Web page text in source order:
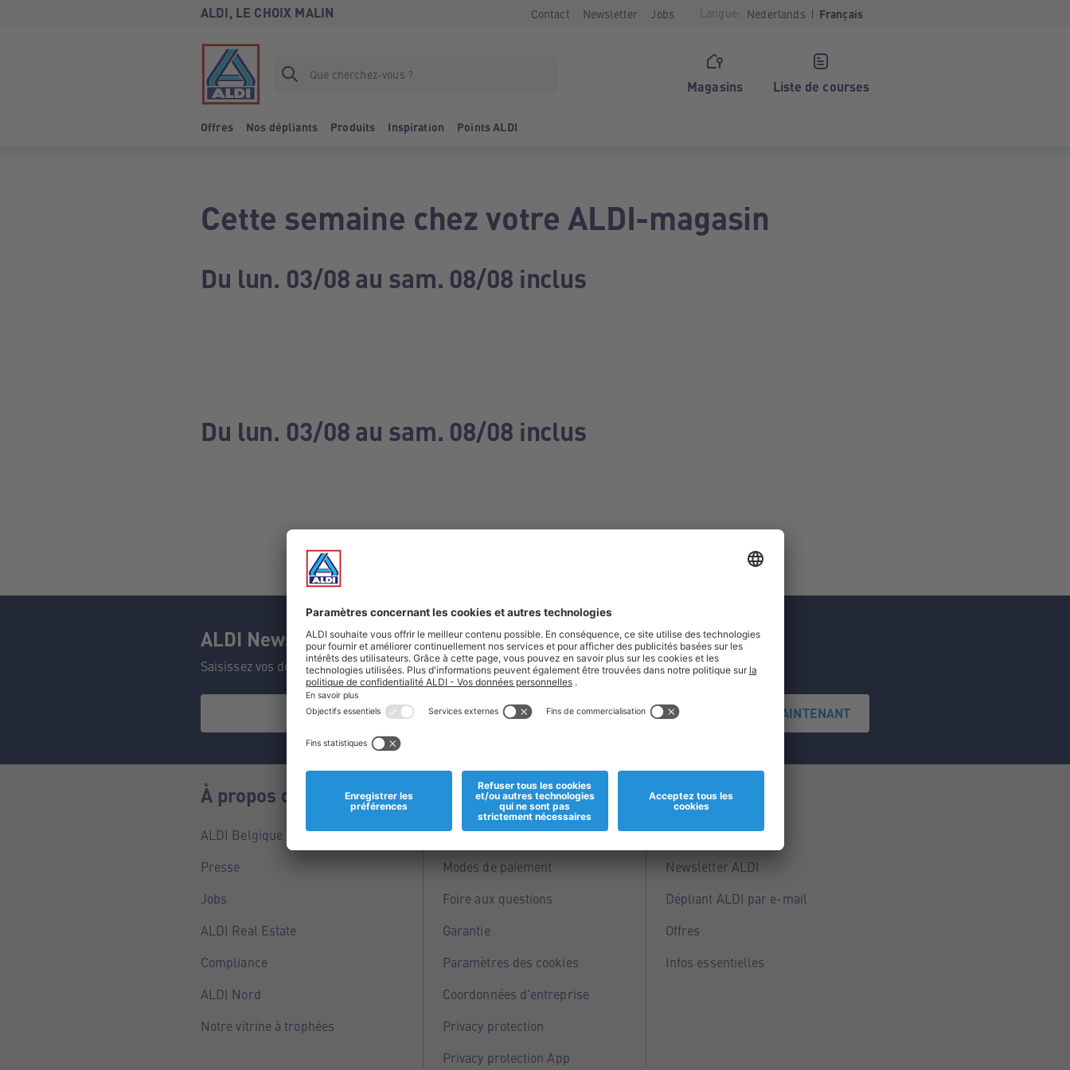
ALDI, LE CHOIX MALIN Contact Newsletter Jobs Langue: Nederlands Français
Magasins Liste de courses
Offres Nos dépliants Produits Inspiration Points ALDI
Cette semaine chez votre ALDI-magasin
Du lun. 03/08 au sam. 08/08 inclus
Du lun. 03/08 au sam. 08/08 inclus
ALDI Newsletter
Saisissez vos données et ne manquez aucune de nos offres.
S'INSCRIRE MAINTENANT
À propos de nous
ALDI Belgique
Presse
Jobs
ALDI Real Estate
Compliance
ALDI Nord
Notre vitrine à trophées
Informations
Magasins
Modes de paiement
Foire aux questions
Garantie
Paramètres des cookies
Coordonnées d'entreprise
Privacy protection
Privacy protection App
Service
Points ALDI
Newsletter ALDI
Dépliant ALDI par e-mail
Offres
Infos essentielles